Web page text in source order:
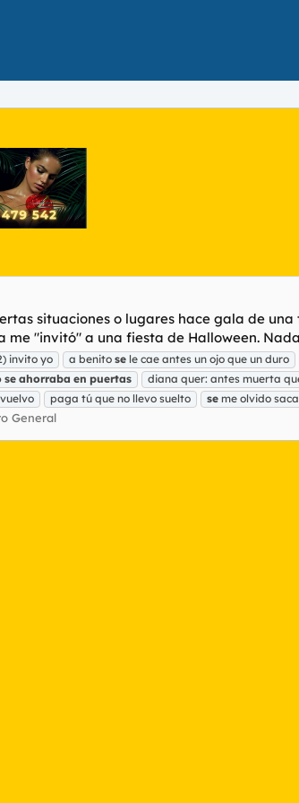
situaciones o lugares hace gala de
"invitó" a una fiesta de Halloween.
invito yo a benito se le cae antes un ojo que un duro
se ahorraba en puertas diana quer: antes muerta
paga tú que no llevo suelto se me olvido
General